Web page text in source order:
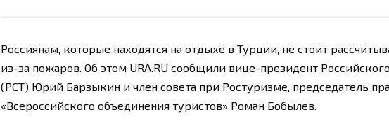
Россиянам, которые находятся на отдыхе в Турции, не стоит
из-за пожаров. Об этом URA.RU сообщили вице-президент
(РСТ) Юрий Барзыкин и член совета при Ростуризме, председатель
«Всероссийского объединения туристов» Роман Бобылев.